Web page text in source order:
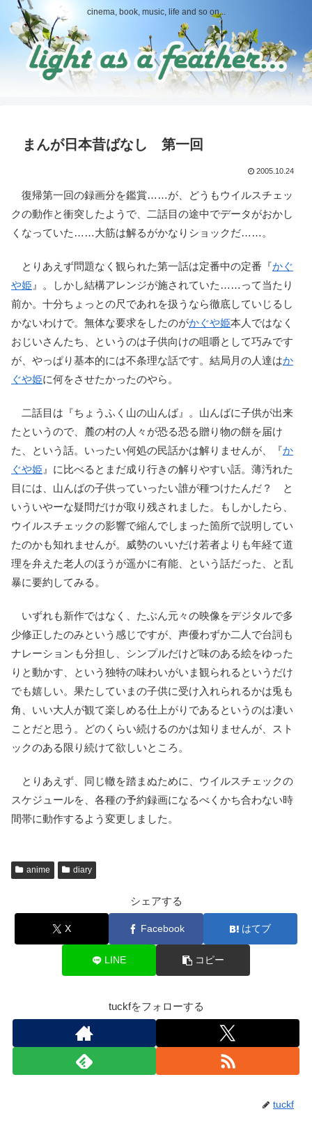
cinema, book, music, life and so on...
まんが日本昔ばなし 第一回
2005.10.24
復帰第一回の録画分を鑑賞……が、どうもウイルスチェッ
クの動作と衝突したようで、二話目の途中でデータがおかし
くなっていた……大筋は解るがかなりショックだ……。
とりあえず問題なく観られた第一話は定番中の定番『かぐ
や姫 』。しかし結構アレンジが施されていた……って当たり
前か。十分ちょっとの尺であれを扱うなら徹底していじるし
かないわけで。無体な要求をしたのがかぐや姫本人ではなく
おじいさんたち、というのは子供向けの咀嚼として巧みです
が、やっぱり基本的には不条理な話です。結局月の人達はか
ぐや姫に何をさせたかったのやら。
二話目は『ちょうふく山の山んば』。山んばに子供が出来
たというので、麓の村の人々が恐る恐る贈り物の餅を届け
た、という話。いったい何処の民話かは解りませんが、『か
ぐや姫 』に比べるとまだ成り行きの解りやすい話。薄汚れた
目には、山んばの子供っていったい誰が種つけたんだ？ と
いういやーな疑問だけが取り残されました。もしかしたら、
ウイルスチェックの影響で縮んでしまった箇所で説明してい
たのかも知れませんが。威勢のいいだけ若者よりも年経て道
理を弁えた老人のほうが遥かに有能、という話だった、と乱
暴に要約してみる。
いずれも新作ではなく、たぶん元々の映像をデジタルで多
少修正したのみという感じですが、声優わずか二人で台詞も
ナレーションも分担し、シンプルだけど味のある絵をゆった
りと動かす、という独特の味わいがいま観られるというだけ
でも嬉しい。果たしていまの子供に受け入れられるかは兎も
角、いい大人が観て楽しめる仕上がりであるというのは凄い
ことだと思う。どのくらい続けるのかは知りませんが、スト
ックのある限り続けて欲しいところ。
とりあえず、同じ轍を踏まぬために、ウイルスチェックの
スケジュールを、各種の予約録画になるべくかち合わない時
間帯に動作するよう変更しました。
anime diary
シェアする
X Facebook はてブ
LINE コピー
tuckfをフォローする
tuckf